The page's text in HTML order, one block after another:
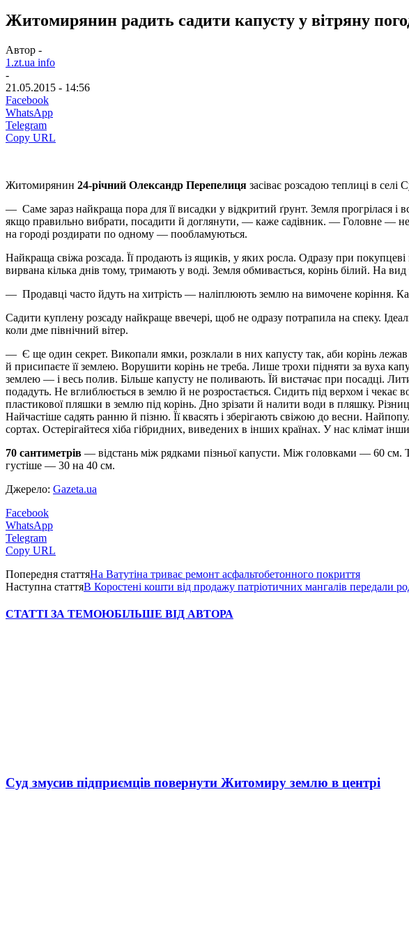
Житомирянин радить садити капусту у вітряну
Автор -
1.zt.ua info
-
21.05.2015 - 14:56
Facebook
WhatsApp
Telegram
Copy URL
Житомирянин 24-річний Олександр Перепелиця засіває розсадою теплиці в селі
— Саме зараз найкраща пора для її висадки у відкритий ґрунт. Земля прогрілася і
якщо правильно вибрати, посадити й доглянути, — каже садівник. — Головне — не
на городі роздирати по одному — пообламуються.
Найкраща свіжа розсада. Її продають із ящиків, у яких росла. Одразу при
вирвана кілька днів тому, тримають у воді. Земля обмивається, корінь білий. На
— Продавці часто йдуть на хитрість — наліплюють землю на вимочене коріння.
Садити куплену розсаду найкраще ввечері, щоб не одразу потрапила на спеку.
коли дме північний вітер.
— Є ще один секрет. Викопали ямки, розклали в них капусту так, аби корінь
й присипаєте її землею. Ворушити корінь не треба. Лише трохи підняти за вуха
землею — і весь полив. Більше капусту не поливають. Їй вистачає при посадці.
подадуть. Не вглиблюється в землю й не розростається. Сидить під верхом і
пластикової пляшки в землю під корінь. Дно зрізати й налити води в пляшку.
Найчастіше садять ­ранню й пізню. Її квасять і зберігають свіжою до весни.
сортах. Остерігайтеся хіба гібридних, виведених в інших країнах. У нас клімат
70 сантиметрів — відстань між рядками пізньої капусти. Між головками — 60 см.
густіше — 30 на 40 см.
Джерело: Gazeta.ua
Facebook
WhatsApp
Telegram
Copy URL
Попередня статтяНа Ватутіна триває ремонт асфальтобетонного покриття
Наступна статтяВ Коростені кошти від продажу патріотичних мангалів передали
СТАТТІ ЗА ТЕМОЮБІЛЬШЕ ВІД АВТОРА
Суд змусив підприємців повернути Житомиру землю в центрі